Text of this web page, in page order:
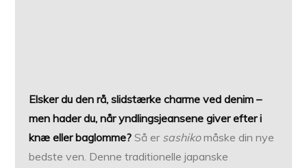
Elsker du den rå, slidstærke charme ved denim –
men hader du, når yndlingsjeansene giver efter i
knæ eller baglomme? Så er sashikomåske din nye
bedste ven. Denne traditionelle japanske